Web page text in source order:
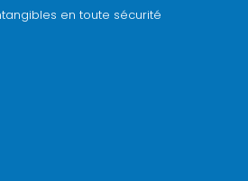
en toute sécurité